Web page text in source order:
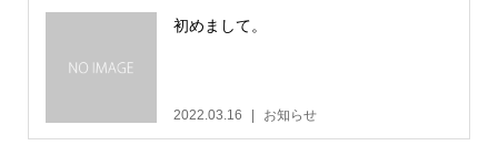
初めまして。
2022.03.16 お知らせ